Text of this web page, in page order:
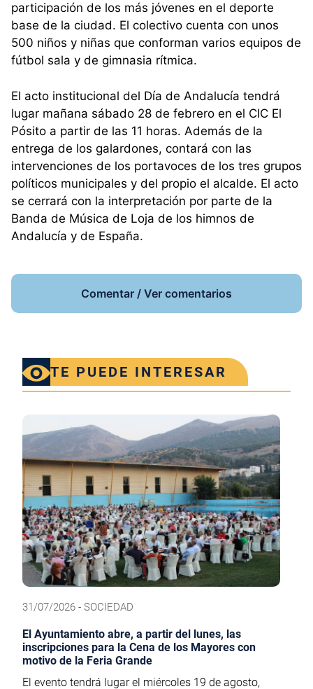
participación de los más jóvenes en el deporte
base de la ciudad. El colectivo cuenta con unos
500 niños y niñas que conforman varios equipos de
fútbol sala y de gimnasia rítmica.
El acto institucional del Día de Andalucía tendrá
lugar mañana sábado 28 de febrero en el CIC El
Pósito a partir de las 11 horas. Además de la
entrega de los galardones, contará con las
intervenciones de los portavoces de los tres grupos
políticos municipales y del propio el alcalde. El acto
se cerrará con la interpretación por parte de la
Banda de Música de Loja de los himnos de
Andalucía y de España.
Comentar / Ver comentarios
TE PUEDE INTERESAR
31/07/2026 - SOCIEDAD
El Ayuntamiento abre, a partir del lunes, las
inscripciones para la Cena de los Mayores con
motivo de la Feria Grande
El evento tendrá lugar el miércoles 19 de agosto,